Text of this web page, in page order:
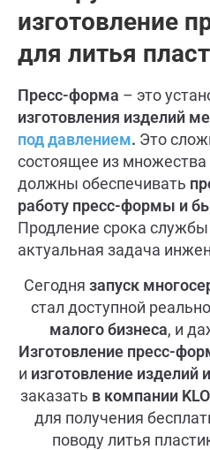
изготовление
для литья
Пресс-форма – это
изготовления изделий
под давлением. Это
состоящее из множества
должны обеспечивать
работу пресс-формы и
Продление срока
актуальная задача
Сегодня запуск
стал доступной
малого бизнеса, и
Изготовление пресс-
и изготовление изделий
заказать в компании
для получения
поводу литья